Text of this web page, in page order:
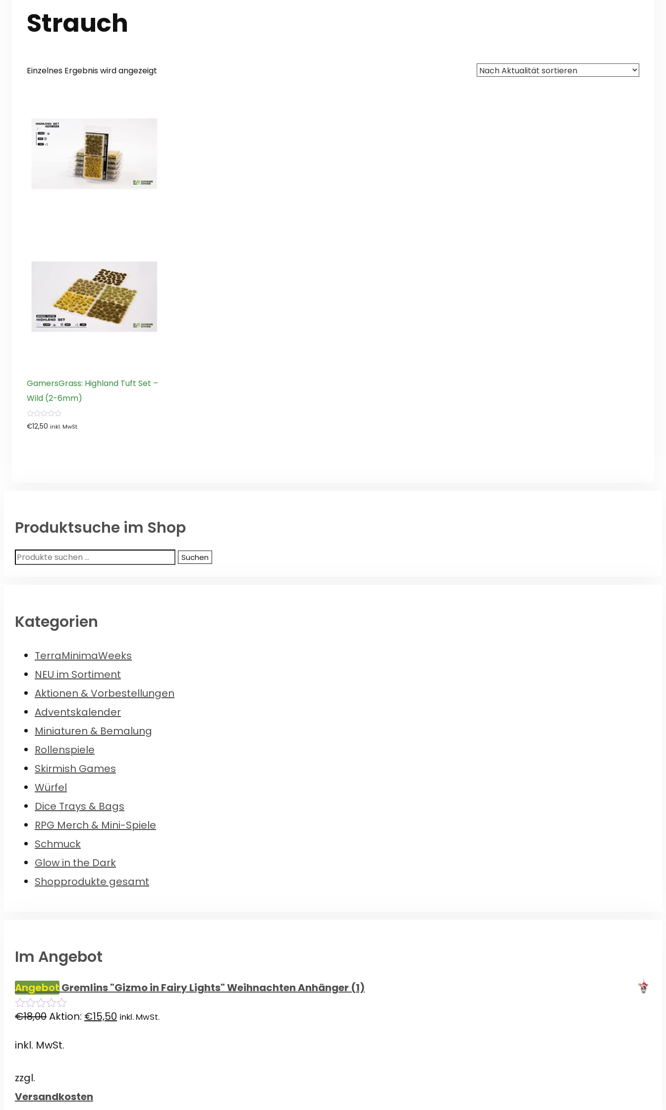
Strauch
Einzelnes Ergebnis wird angezeigt
GamersGrass: Highland Tuft Set –
Wild (2-6mm)
0
von
€12,50 inkl. MwSt.
Produktsuche im Shop
Suchen
Suchen
Kategorien
TerraMinimaWeeks
NEU im Sortiment
Aktionen & Vorbestellungen
Adventskalender
Miniaturen & Bemalung
Rollenspiele
Skirmish Games
Würfel
Dice Trays & Bags
RPG Merch & Mini-Spiele
Schmuck
Glow in the Dark
Shopprodukte gesamt
Im Angebot
Angebot Gremlins "Gizmo in Fairy Lights" Weihnachten Anhänger (1)
0
€18,00Ursprünglicher
Aktion: €15,50 Aktueller
inkl. MwSt.
inkl. MwSt.
zzgl.
Versandkosten